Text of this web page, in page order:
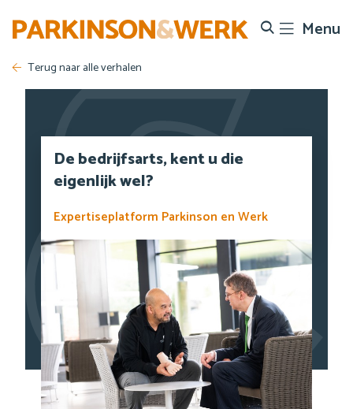
SearchMenu
Terug naar alle verhalen
De bedrijfsarts, kent u die
eigenlijk wel?
Expertiseplatform Parkinson en Werk